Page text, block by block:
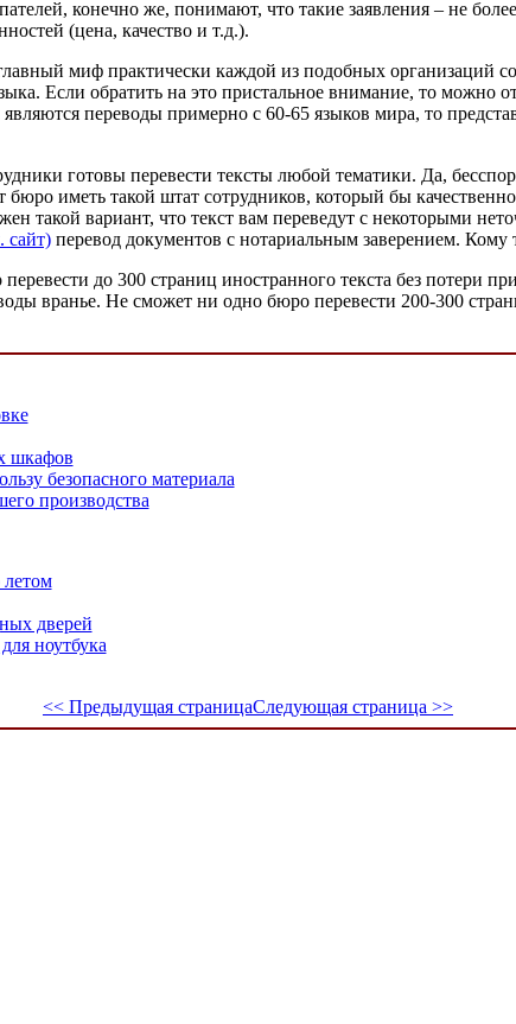
конечно же, понимают, что такие заявления – не
(цена, качество и т.д.).
миф практически каждой из подобных организаций
Если обратить на это пристальное внимание, то можно
переводы примерно с 60-65 языков мира, то
готовы перевести тексты любой тематики. Да,
бюро иметь такой штат сотрудников, который бы
такой вариант, что текст вам переведут с некоторыми
сайт) перевод документов с нотариальным заверением. Кому
до 300 страниц иностранного текста без потери
вранье. Не сможет ни одно бюро перевести 200-300
шкафов
безопасного материала
производства
дверей
ноутбука
<< Предыдущая страницаСледующая страница >>